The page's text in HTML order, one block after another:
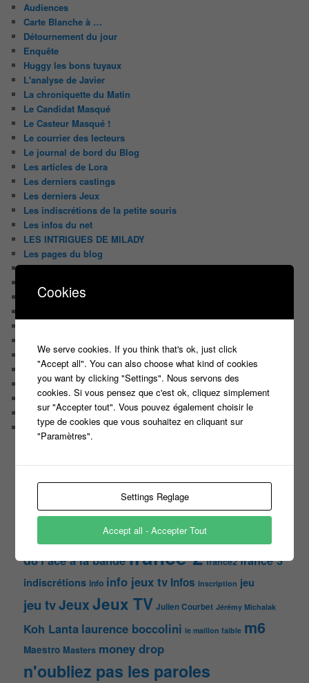
Audiences
Carte Blanche à …
Détournement du jour
Enquête
Huggy les bons tuyaux
L'analyse de Javier
La chroniquette du Matin
Le Candidat Masqué
Le Casteur Masqué !
Le courrier des lecteurs
Le journal de bord du Blog
Les articles de Lora
Les derniers castings
Les derniers Jeux
Les indiscrétions de la petite souris
Les infos du net
LES INTRIGUES DE MILADY
Les pages du blog
Les pages réservées aux abonnées
Les Portraits de Fannette
Public aux enregistrements
Quizz et jeux
Sondages
Top Infojeuxtv
uncategorized
Vous avez la parole
"Tout le monde veut prendre sa place"
assister dans le public c8 candidat
casting Christophe Dechavanne
d8Face à la bandefrance 2 france2 france 3
indiscrétions info info jeux tv Infos Inscription jeu
jeu tvJeuxJeux TV Julien Courbet Jérémy Michalak
Koh Lanta laurence boccolini le maillon faible m6
Maestro Masters money drop
n'oubliez pas les paroles
Cookies
We serve cookies. If you think that's ok, just click
"Accept all". You can also choose what kind of cookies
you want by clicking "Settings". Nous servons des
cookies. Si vous pensez que c'est ok, cliquez simplement
sur "Accepter tout". Vous pouvez également choisir le
type de cookies que vous souhaitez en cliquant sur
"Paramètres".
Settings Reglage
Accept all - Accepter Tout